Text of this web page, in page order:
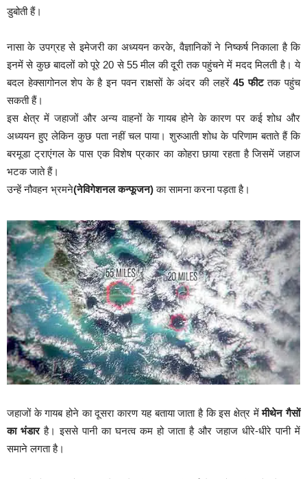
डुबोती हैं।
नासा के उपग्रह से इमेजरी का अध्ययन करके, वैज्ञानिकों ने निष्कर्ष निकाला है कि
इनमें से कुछ बादलों को पूरे 20 से 55 मील की दूरी तक पहुंचने में मदद मिलती है। ये
बदल हेक्सागोनल शेप के है इन पवन राक्षसों के अंदर की लहरें45 फीटतक पहुंच
सकती हैं।
इस क्षेत्र में जहाजों और अन्य वाहनों के गायब होने के कारण पर कई शोध और
अध्ययन हुए लेकिन कुछ पता नहीं चल पाया। शुरुआती शोध के परिणाम बताते हैं कि
बरमूडा ट्राएंगल के पास एक विशेष प्रकार का कोहरा छाया रहता है जिसमें जहाज
भटक जाते हैं।
उन्हें नौवहन भ्रमने(नेविगेशनल कन्फूजन)का सामना करना पड़ता है।
जहाजों के गायब होने का दूसरा कारण यह बताया जाता है कि इस क्षेत्र मेंमीथेन गैसों
का भंडारहै। इससे पानी का घनत्व कम हो जाता है और जहाज धीरे-धीरे पानी में
समाने लगता है।